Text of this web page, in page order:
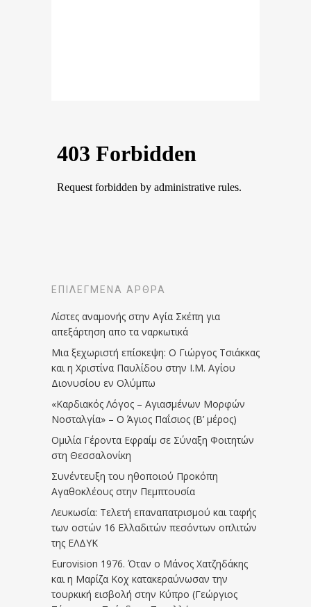
ΕΠΙΛΕΓΜΈΝΑ ΆΡΘΡΑ
Λίστες αναμονής στην Αγία Σκέπη για
απεξάρτηση απο τα ναρκωτικά
Μια ξεχωριστή επίσκεψη: Ο Γιώργος Τσιάκκας
και η Χριστίνα Παυλίδου στην Ι.Μ. Αγίου
Διονυσίου εν Ολύμπω
«Καρδιακός Λόγος – Αγιασμένων Μορφών
Νοσταλγία» – Ο Άγιος Παΐσιος (Β’ μέρος)
Ομιλία Γέροντα Εφραίμ σε Σύναξη Φοιτητών
στη Θεσσαλονίκη
Συνέντευξη του ηθοποιού Προκόπη
Αγαθοκλέους στην Πεμπτουσία
Λευκωσία: Τελετή επαναπατρισμού και ταφής
των οστών 16 Ελλαδιτών πεσόντων οπλιτών
της ΕΛΔΥΚ
Eurovision 1976. Όταν ο Μάνος Χατζηδάκης
και η Μαρίζα Κοχ κατακεραύνωσαν την
τουρκική εισβολή στην Κύπρο (Γεώργιος